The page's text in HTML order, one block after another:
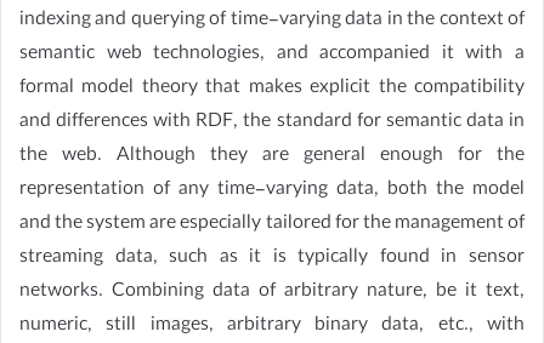
indexing and querying of time-varying data in the context of
semantic web technologies, and accompanied it with a
formal model theory that makes explicit the compatibility
and differences with RDF, the standard for semantic data in
the web. Although they are general enough for the
representation of any time-varying data, both the model
and the system are especially tailored for the management of
streaming data, such as it is typically found in sensor
networks. Combining data of arbitrary nature, be it text,
numeric, still images, arbitrary binary data, etc., with